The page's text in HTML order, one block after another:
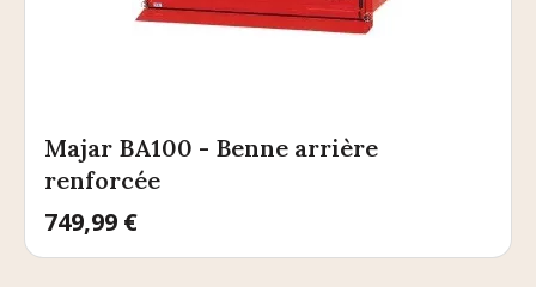
Majar BA100 - Benne arrière
renforcée
Prix
749,99 €